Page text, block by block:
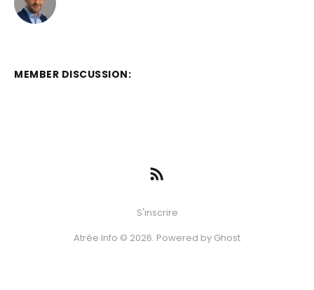
MEMBER DISCUSSION:
S'inscrire
Atrée Info © 2026. Powered by Ghost